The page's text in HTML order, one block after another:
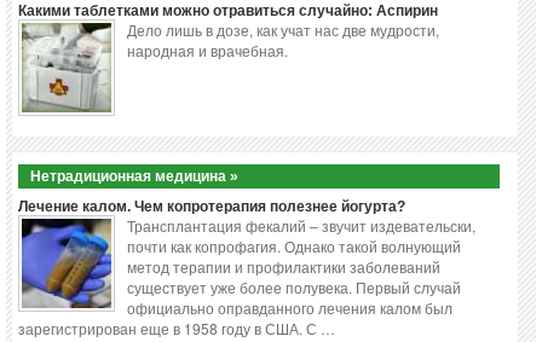
Какими таблетками можно отравиться случайно: Аспирин
Дело лишь в дозе, как учат нас две мудрости,
народная и врачебная.
Нетрадиционная медицина »
Лечение калом. Чем копротерапия полезнее йогурта?
Трансплантация фекалий – звучит издевательски,
почти как копрофагия. Однако такой волнующий
метод терапии и профилактики заболеваний
существует уже более полувека. Первый случай
официально оправданного лечения калом был
зарегистрирован еще в 1958 году в США. С …